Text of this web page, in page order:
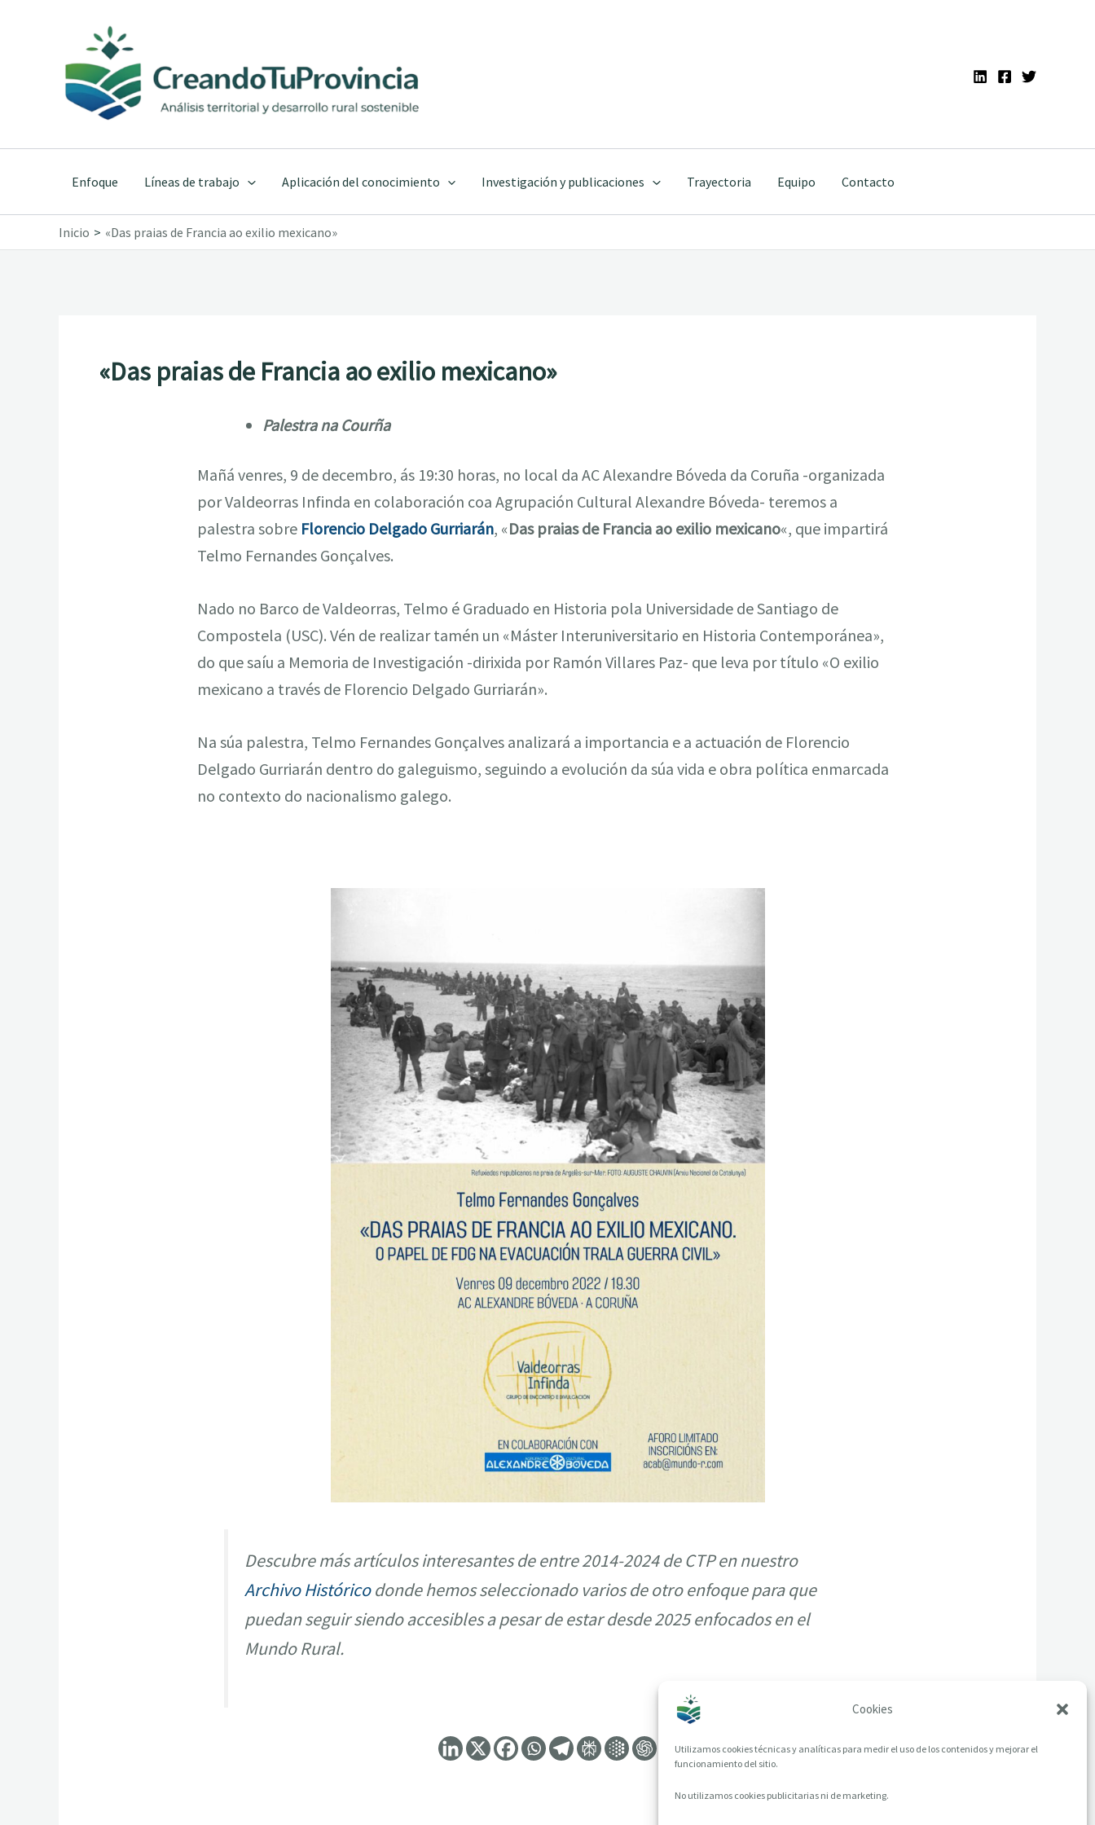
Cookies
Utilizamos cookies técnicas y analíticas para medir el uso de los contenidos y mejorar el
funcionamiento del sitio.
No utilizamos cookies publicitarias ni de marketing.
contenido
Enfoque Líneas de trabajo Aplicación del conocimiento Investigación y publicaciones Trayectoria Equipo Contacto
Inicio «Das praias de Francia ao exilio mexicano»
«Das praias de Francia ao exilio mexicano»
Palestra na Courña
Mañá venres, 9 de decembro, ás 19:30 horas, no local da AC Alexandre Bóveda da Coruña -organizada
por Valdeorras Infinda en colaboración coa Agrupación Cultural Alexandre Bóveda- teremos a
palestra sobre Florencio Delgado Gurriarán, «Das praias de Francia ao exilio mexicano«, que impartirá
Telmo Fernandes Gonçalves.
Nado no Barco de Valdeorras, Telmo é Graduado en Historia pola Universidade de Santiago de
Compostela (USC). Vén de realizar tamén un «Máster Interuniversitario en Historia Contemporánea»,
do que saíu a Memoria de Investigación -dirixida por Ramón Villares Paz- que leva por título «O exilio
mexicano a través de Florencio Delgado Gurriarán».
Na súa palestra, Telmo Fernandes Gonçalves analizará a importancia e a actuación de Florencio
Delgado Gurriarán dentro do galeguismo, seguindo a evolución da súa vida e obra política enmarcada
no contexto do nacionalismo galego.
Descubre más artículos interesantes de entre 2014-2024 de CTP en nuestro
Archivo Históricodonde hemos seleccionado varios de otro enfoque para que
puedan seguir siendo accesibles a pesar de estar desde 2025 enfocados en el
Mundo Rural.